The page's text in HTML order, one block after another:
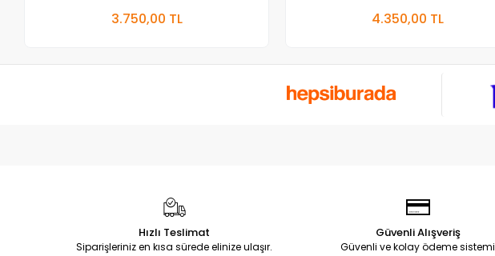
3.750,00 TL 4.350,00 TL
Hızlı Teslimat
Siparişleriniz en kısa sürede elinize ulaşır.
Güvenli Alışveriş
Güvenli ve kolay ödeme sistemi